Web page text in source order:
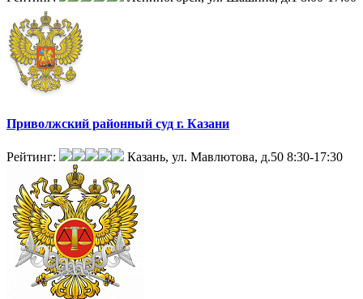
Приволжский районный суд г. Казани
Рейтинг: Казань, ул. Мавлютова, д.50 8:30-17:30